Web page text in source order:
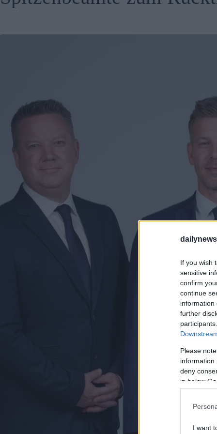
If you wish
sensitive
confirm
continue
information
further
Please
information
deny
in below
I want